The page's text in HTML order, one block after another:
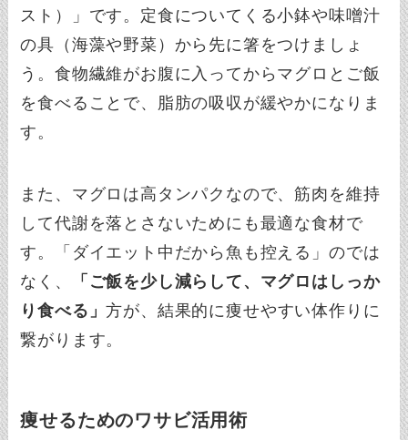
スト）」です。定食についてくる小鉢や味噌汁
の具（海藻や野菜）から先に箸をつけましょ
う。食物繊維がお腹に入ってからマグロとご飯
を食べることで、脂肪の吸収が緩やかになりま
す。
また、マグロは高タンパクなので、筋肉を維持
して代謝を落とさないためにも最適な食材で
す。「ダイエット中だから魚も控える」のでは
なく、
「ご飯を少し減らして、マグロはしっか
り食べる」方が、結果的に痩せやすい体作りに
繋がります。
痩せるためのワサビ活用術